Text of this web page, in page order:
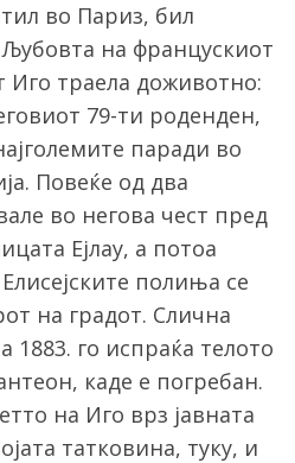
во Париз, бил
Љубовта на францускиот
Иго траела доживотно:
79-ти роденден,
паради во
Повеќе од два
во негова чест пред
Ејлау, а потоа
полиња се
на градот. Слична
1883. го испраќа телото
каде е погребан.
на Иго врз јавната
татковина, туку, и